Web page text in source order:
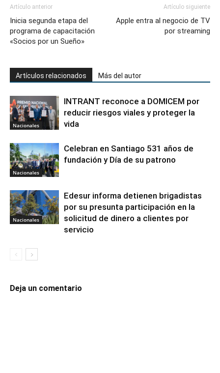
Artículo anterior
Inicia segunda etapa del
programa de capacitación
«Socios por un Sueño»
Artículo siguiente
Apple entra al negocio de TV
por streaming
Artículos relacionados Más del autor
Nacionales
INTRANT reconoce a DOMICEM por
reducir riesgos viales y proteger la
vida
Nacionales
Celebran en Santiago 531 años de
fundación y Día de su patrono
Nacionales
Edesur informa detienen brigadistas
por su presunta participación en la
solicitud de dinero a clientes por
servicio
Deja un comentario